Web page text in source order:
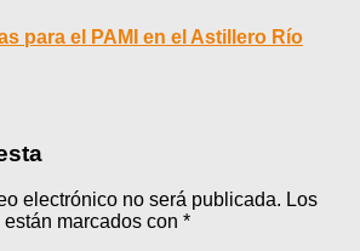
para el PAMI en el Astillero Río
electrónico no será publicada. Los
marcados con *